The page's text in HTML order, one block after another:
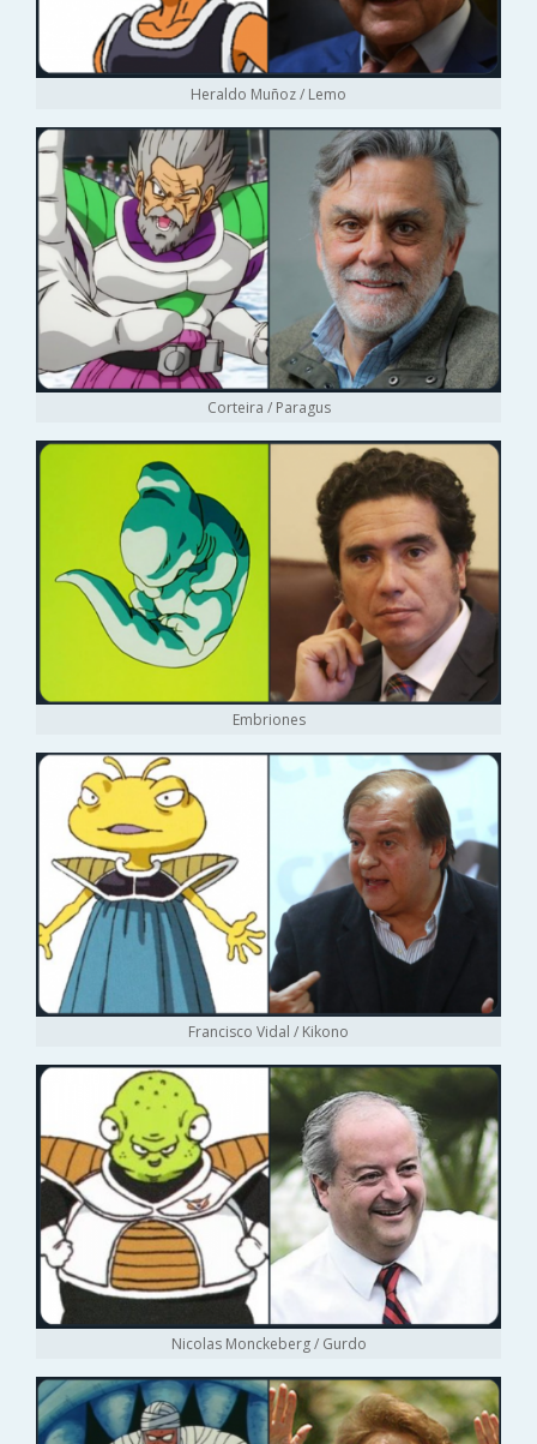
Heraldo Muñoz / Lemo
Corteira / Paragus
Embriones
Francisco Vidal / Kikono
Nicolas Monckeberg / Gurdo